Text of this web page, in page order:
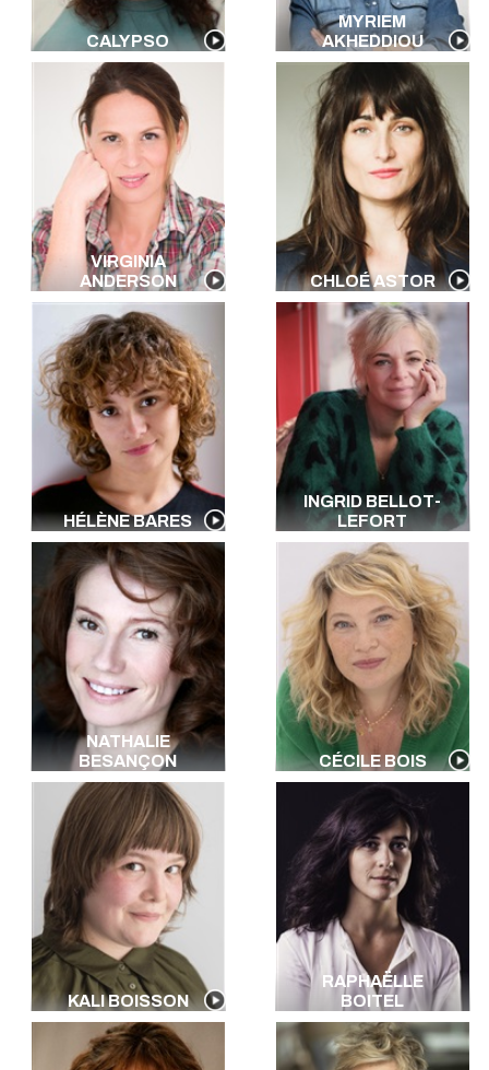
CALYPSO
MYRIEM
AKHEDDIOU
VIRGINIA
ANDERSON
CHLOÉ ASTOR
HÉLÈNE BARES
INGRID BELLOT-
LEFORT
NATHALIE
BESANÇON
CÉCILE BOIS
KALI BOISSON
RAPHAËLLE
BOITEL